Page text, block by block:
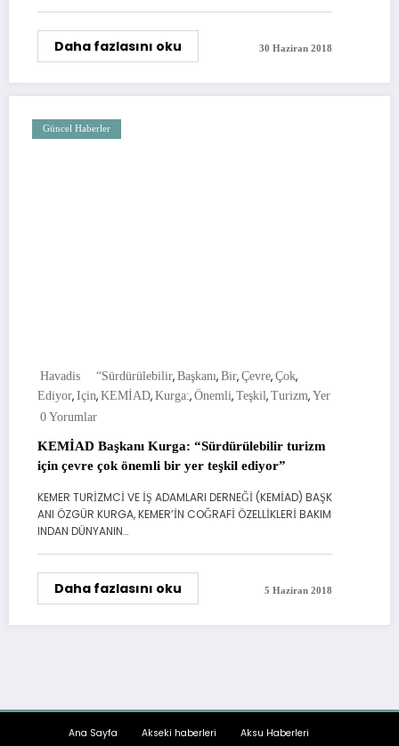
Daha fazlasını oku 30 Haziran 2018
Güncel Haberler
Havadis “Sürdürülebilir, Başkanı, Bir, Çevre, Çok,
Ediyor, Için, KEMİAD, Kurga:, Önemli, Teşkil, Turizm, Yer
0 Yorumlar
KEMİAD Başkanı Kurga: “Sürdürülebilir turizm
için çevre çok önemli bir yer teşkil ediyor”
KEMER TURİZMCİ VE İŞ ADAMLARI DERNEĞİ (KEMİAD) BAŞK
ANI ÖZGÜR KURGA, KEMER’İN COĞRAFİ ÖZELLİKLERİ BAKIM
INDAN DÜNYANIN…
Daha fazlasını oku 5 Haziran 2018
Ana Sayfa Akseki haberleri
Aksu Haberleri